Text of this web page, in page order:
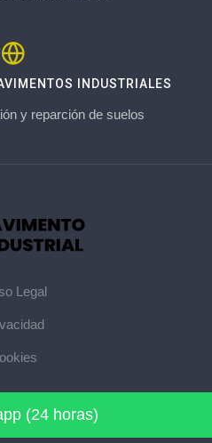
(24 horas)
INDUSTRIALES
y reparción de suelos
Legal
· La web de pavimentos
· Mapa del sitio